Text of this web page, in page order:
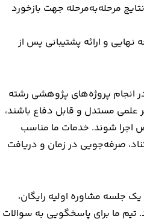
مرحله‌به‌مرحله جهت بازخورد
و ارائه پشتیبانی پس از
انجام پروژه‌های پژوهشی رشته
علمی مستدل و قابل دفاع باشند،
اجرا شوند. خدمات ما مناسب
صرفه‌جویی در زمان و دریافت
جلسه مشاوره اولیه رایگان،
تیم ما برای پاسخگویی به سوالات